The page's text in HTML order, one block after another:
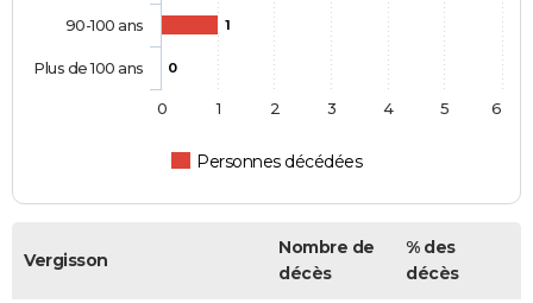
1
0
Personnes décédées
90-100 ans
Plus de 100 ans
0 1 2 3 4 5 6
Vergisson
Nombre de
décès
% des
décès